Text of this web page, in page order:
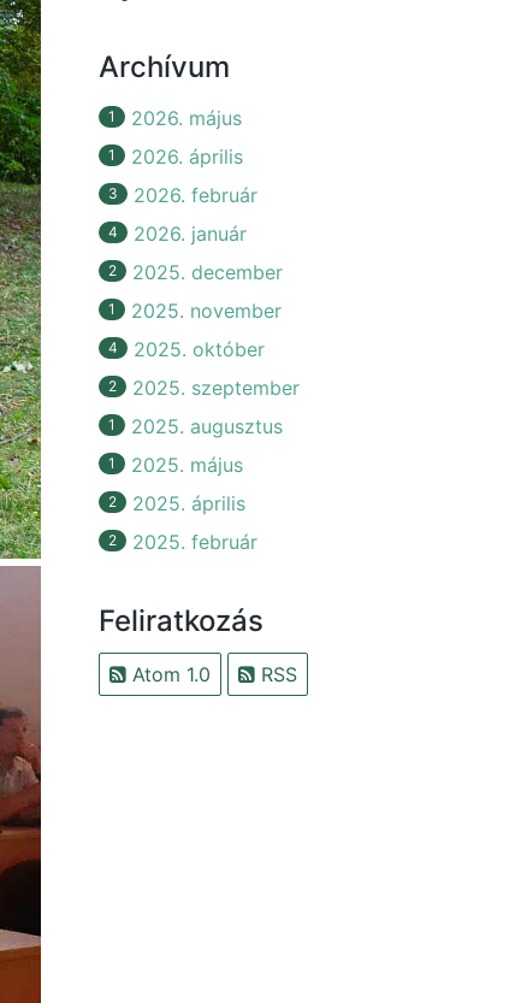
Archívum
1 2026. május
1 2026. április
3 2026. február
4 2026. január
2 2025. december
1 2025. november
4 2025. október
2 2025. szeptember
1 2025. augusztus
1 2025. május
2 2025. április
2 2025. február
Feliratkozás
Atom 1.0 RSS